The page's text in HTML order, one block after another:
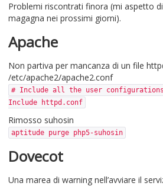
Problemi riscontrati finora (mi aspetto
magagna nei prossimi giorni).
Apache
Non partiva per mancanza di un file
/etc/apache2/apache2.conf
# Include all the user
Include httpd.conf
Rimosso suhosin
aptitude purge php5-suhosin
Dovecot
Una marea di warning nell’avviare il